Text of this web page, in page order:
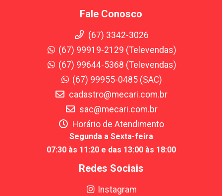
Fale Conosco
(67) 3342-3026
(67) 99919-2129 (Televendas)
(67) 99644-5368 (Televendas)
(67) 99955-0485 (SAC)
cadastro@mecari.com.br
sac@mecari.com.br
Horário de Atendimento
Segunda a Sexta-feira
07:30 às 11:20 e das 13:00 às 18:00
Redes Sociais
Instagram